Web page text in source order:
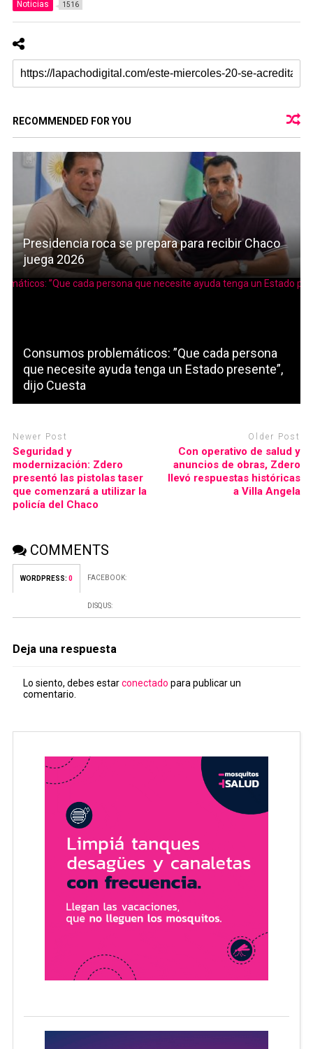
Noticias 1516
RECOMMENDED FOR YOU
Presidencia roca se prepara para recibir Chaco
juega 2026
Consumos problemáticos: ”Que cada persona
que necesite ayuda tenga un Estado presente”,
dijo Cuesta
Newer Post
Seguridad y
modernización: Zdero
presentó las pistolas taser
que comenzará a utilizar la
policía del Chaco
Older Post
Con operativo de salud y
anuncios de obras, Zdero
llevó respuestas históricas
a Villa Angela
COMMENTS
WORDPRESS: 0 FACEBOOK:
DISQUS:
Deja una respuesta
Lo siento, debes estarconectado para publicar un
comentario.